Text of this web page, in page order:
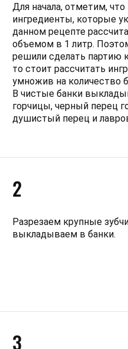
Для начала, отметим, что
ингредиенты, которые
данном рецепте
объемом в 1 литр.
решили сделать партию
то стоит рассчитать
умножив на количество
В чистые банки
горчицы, черный перец
душистый перец и
2
Разрезаем крупные
выкладываем в банки.
3